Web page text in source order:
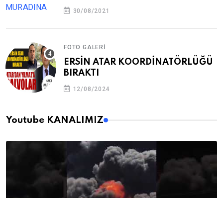
30/08/2021
FOTO GALERI
ERSİN ATAR KOORDİNATÖRLÜĞÜ
BIRAKTI
12/08/2024
Youtube KANALIMIZ